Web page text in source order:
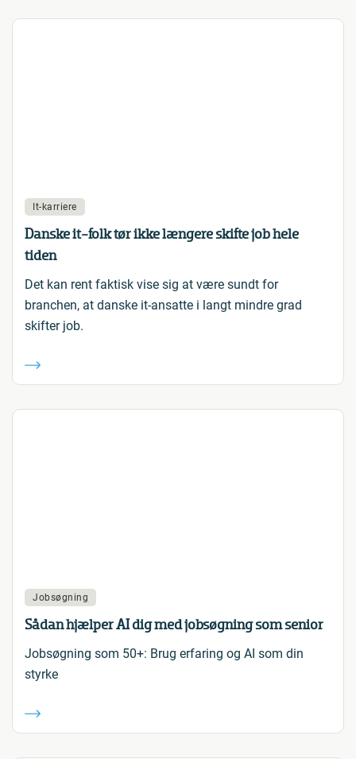
It-karriere
Danske it-folk tør ikke længere skifte job hele
tiden
Det kan rent faktisk vise sig at være sundt for
branchen, at danske it-ansatte i langt mindre grad
skifter job.
Jobsøgning
Sådan hjælper AI dig med jobsøgning som senior
Jobsøgning som 50+: Brug erfaring og AI som din
styrke